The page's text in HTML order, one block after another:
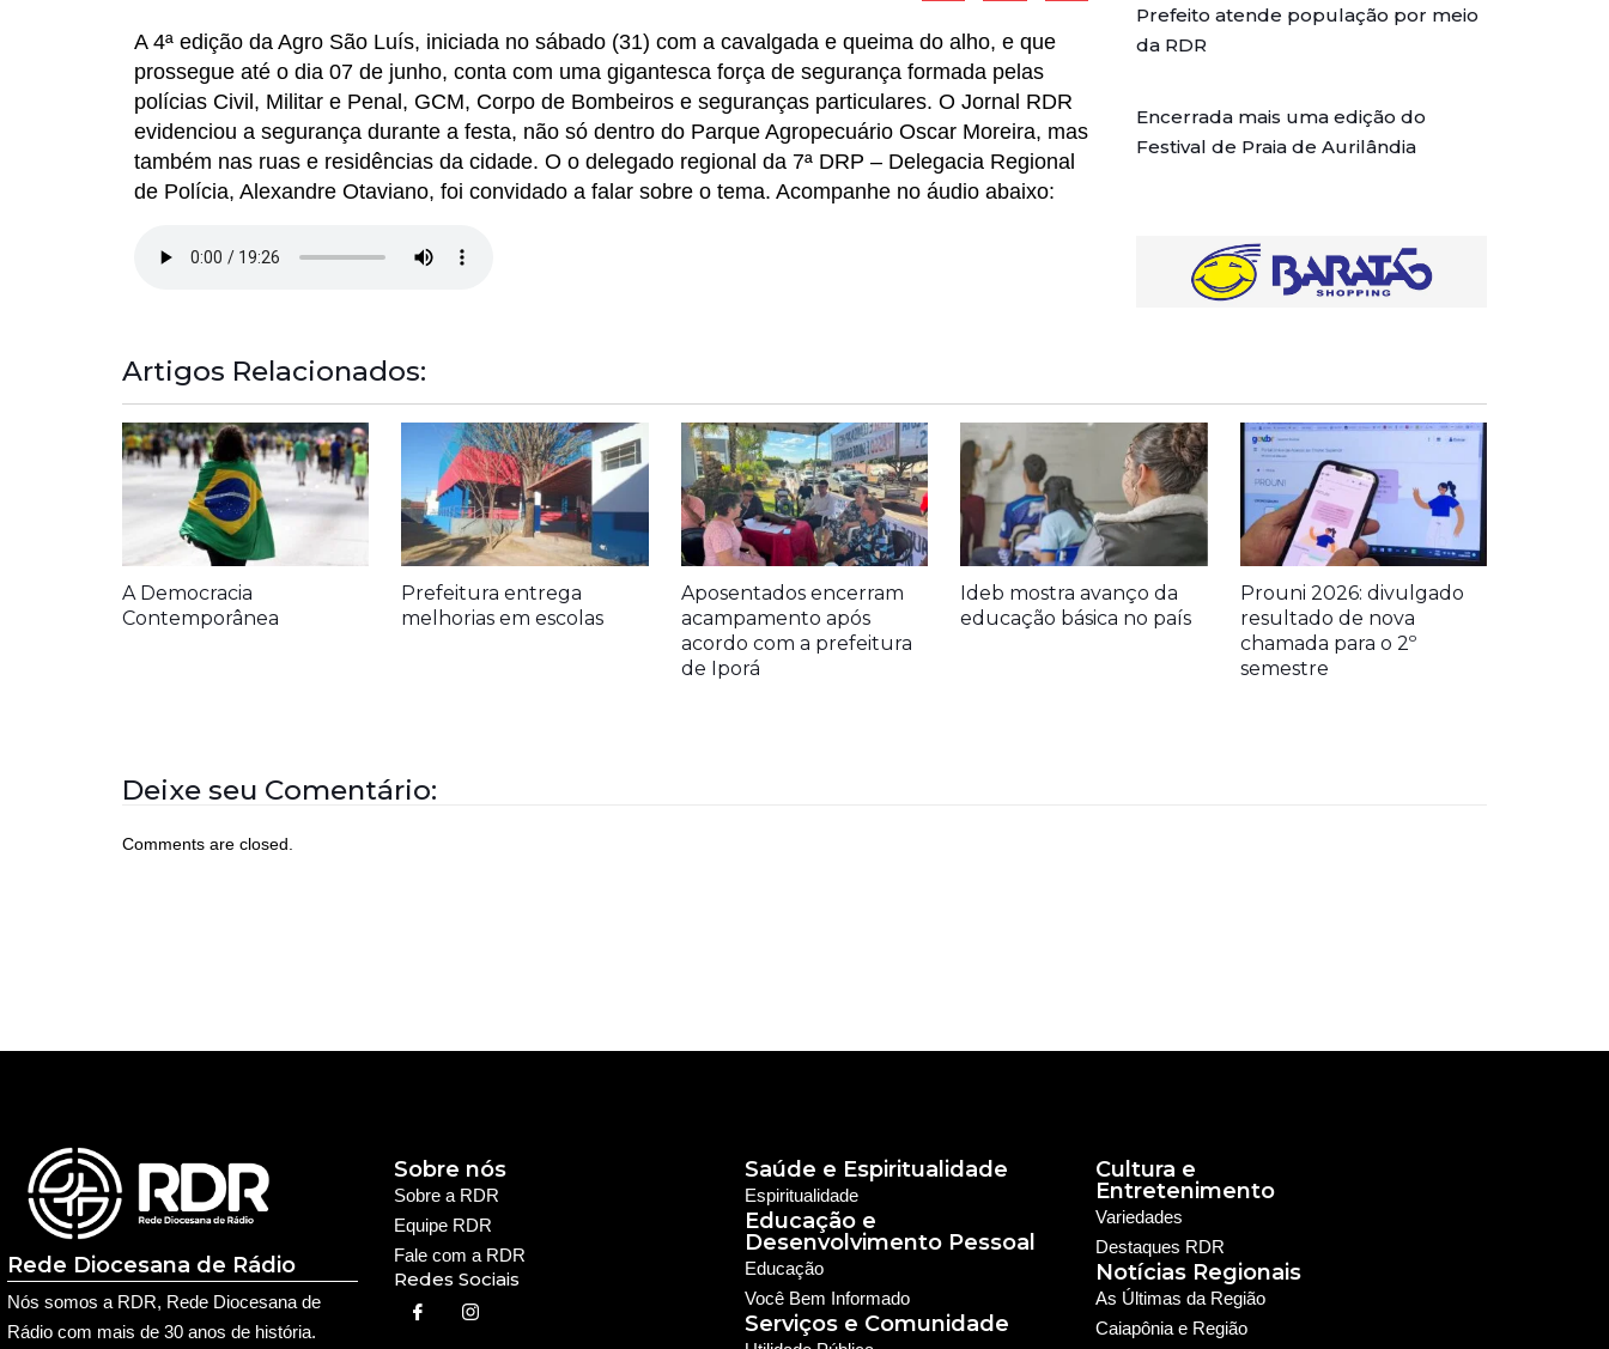
A 4ª edição da Agro São Luís, iniciada no sábado (31) com a cavalgada e queima do alho, e que
prossegue até o dia 07 de junho, conta com uma gigantesca força de segurança formada pelas
polícias Civil, Militar e Penal, GCM, Corpo de Bombeiros e seguranças particulares. O Jornal RDR
evidenciou a segurança durante a festa, não só dentro do Parque Agropecuário Oscar Moreira, mas
também nas ruas e residências da cidade. O o delegado regional da 7ª DRP – Delegacia Regional
de Polícia, Alexandre Otaviano, foi convidado a falar sobre o tema. Acompanhe no áudio abaixo:
Prefeito atende população por meio
da RDR
Encerrada mais uma edição do
Festival de Praia de Aurilândia
Artigos Relacionados:
A Democracia
Contemporânea
Prefeitura entrega
melhorias em escolas
Aposentados encerram
acampamento após
acordo com a prefeitura
de Iporá
Ideb mostra avanço da
educação básica no país
Prouni 2026: divulgado
resultado de nova
chamada para o 2º
semestre
Deixe seu Comentário:
Comments are closed.
Rede Diocesana de Rádio
Nós somos a RDR, Rede Diocesana de
Rádio com mais de 30 anos de história.
Sobre a RDR
Equipe RDR
Fale com a RDR
Redes Sociais
Sobre nós Saúde e Espiritualidade
Espiritualidade
Educação e
Desenvolvimento Pessoal
Educação
Você Bem Informado
Serviços e Comunidade
Cultura e
Entretenimento
Notícias Regionais
As Últimas da Região
Caiapônia e Região
Variedades
Destaques RDR